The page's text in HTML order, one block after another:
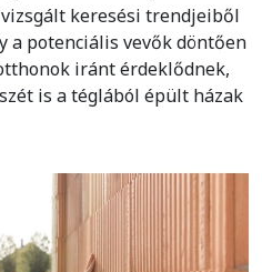
keresési trendjeiből
a potenciális vevők döntően
iránt érdeklődnek,
is a téglából épült házak